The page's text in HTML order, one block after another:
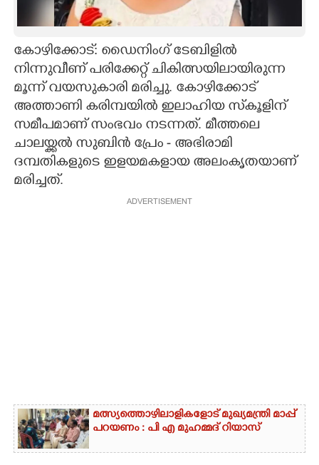
CARTOONS
ZOOM
CONTACT US
കോഴിക്കോട്: ഡൈനിംഗ് ടേബിളിൽ
നിന്നുവീണ് പരിക്കേറ്റ് ചികിത്സയിലായിരുന്ന
മൂന്ന് വയസുകാരി മരിച്ചു. കോഴിക്കോട്
അത്താണി കരിമ്പയിൽ ഇലാഹിയ സ്‌കൂളിന്
സമീപമാണ് സംഭവം നടന്നത്. മീത്തലെ
ചാലയ്ക്കൽ സുബിൻ പ്രേം - അഭിരാമി
ദമ്പതികളുടെ ഇളയമകളായ അലംകൃതയാണ്
മരിച്ചത്.
ADVERTISEMENT
മത്സ്യത്തൊഴിലാളികളോട് മുഖ്യമന്ത്രി മാപ്പ്
പറയണം : പി എ മുഹമ്മദ് റിയാസ്